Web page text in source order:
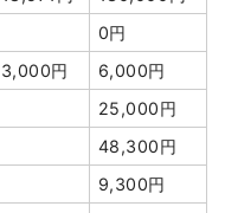
円
894,000円
700円
163,100円
100,000円
30,000
180,000円
円
180,000円
175,000円
17,600円
8,702,400
円
0円
3,000円
6,000円
25,000円
48,300円
9,300円